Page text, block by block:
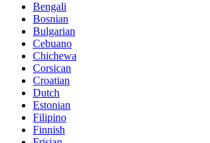
Bengali
Bosnian
Bulgarian
Cebuano
Chichewa
Corsican
Croatian
Dutch
Estonian
Filipino
Finnish